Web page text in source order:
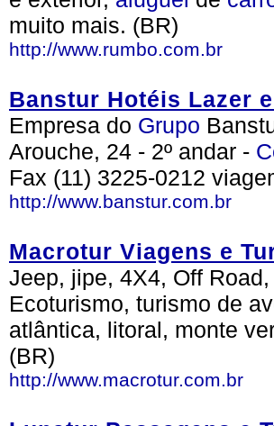
muito mais. (BR)
http://www.rumbo.com.br
Banstur Hotéis Lazer
Empresa do Grupo
Arouche, 24 - 2º andar -
Fax (11) 3225-0212
http://www.banstur.com.br
Macrotur Viagens e
Jeep, jipe, 4X4, Off
Ecoturismo, turismo de
atlântica, litoral, monte
(BR)
http://www.macrotur.com.br